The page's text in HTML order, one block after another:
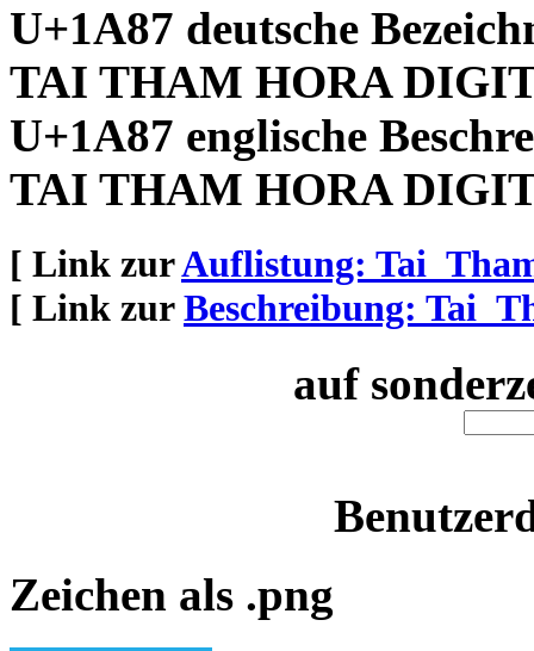
U+1A87 deutsche
TAI THAM HORA
U+1A87 englische
TAI THAM HORA
[ Link zurAuflistung:
[ Link zurBeschreibung:
auf
Zeichen als .png